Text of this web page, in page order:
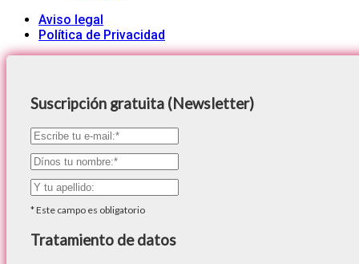
Aviso legal
Política de Privacidad
Suscripción gratuita (Newsletter)
*Este campo es obligatorio
Tratamiento de datos